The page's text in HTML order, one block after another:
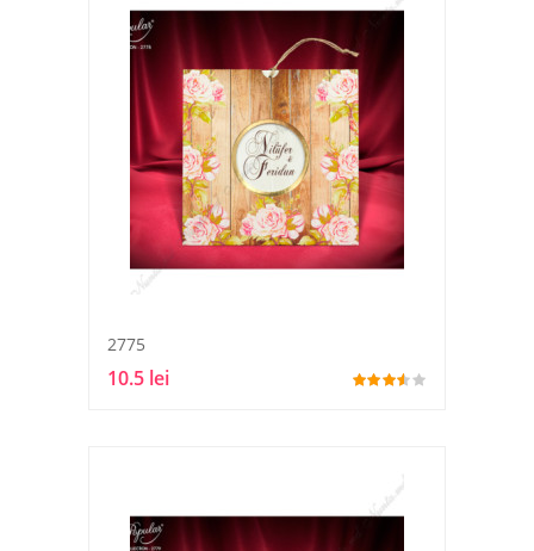
2775
10.5 lei